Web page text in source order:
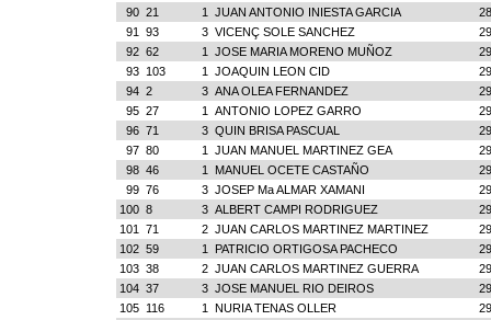
90 21 1 JUAN ANTONIO INIESTA GARCIA
91
93 3 VICENÇ SOLE SANCHEZ
92 62 1 JOSE MARIA MORENO MUÑOZ
93 103 1 JOAQUIN LEON CID
94 2 3 ANA OLEA FERNANDEZ
95 27 1 ANTONIO LOPEZ GARRO
96 71 3 QUIN BRISA PASCUAL
97 80 1 JUAN MANUEL MARTINEZ GEA
98 46 1 MANUEL OCETE CASTAÑO
99 76 3 JOSEP Ma ALMAR XAMANI
100 8 3 ALBERT CAMPI RODRIGUEZ
101
71 2 JUAN CARLOS MARTINEZ MARTINEZ
102 59 1 PATRICIO ORTIGOSA PACHECO
103 38 2 JUAN CARLOS MARTINEZ GUERRA
104 37 3 JOSE MANUEL RIO DEIROS
105 116 1 NURIA TENAS OLLER